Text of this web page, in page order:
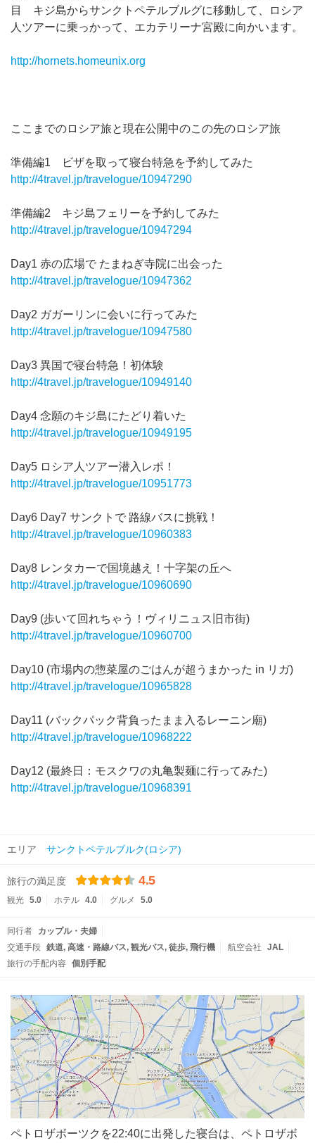
目 キジ島からサンクトペテルブルグに移動して、ロシア
人ツアーに乗っかって、エカテリーナ宮殿に向かいます。
http://hornets.homeunix.org
ここまでのロシア旅と現在公開中のこの先のロシア旅
準備編1 ビザを取って寝台特急を予約してみた
http://4travel.jp/travelogue/10947290
準備編2 キジ島フェリーを予約してみた
http://4travel.jp/travelogue/10947294
Day1 赤の広場で たまねぎ寺院に出会った
http://4travel.jp/travelogue/10947362
Day2 ガガーリンに会いに行ってみた
http://4travel.jp/travelogue/10947580
Day3 異国で寝台特急！初体験
http://4travel.jp/travelogue/10949140
Day4 念願のキジ島にたどり着いた
http://4travel.jp/travelogue/10949195
Day5 ロシア人ツアー潜入レポ！
http://4travel.jp/travelogue/10951773
Day6 Day7 サンクトで 路線バスに挑戦！
http://4travel.jp/travelogue/10960383
Day8 レンタカーで国境越え！十字架の丘へ
http://4travel.jp/travelogue/10960690
Day9 (歩いて回れちゃう！ヴィリニュス旧市街)
http://4travel.jp/travelogue/10960700
Day10 (市場内の惣菜屋のごはんが超うまかった in リガ)
http://4travel.jp/travelogue/10965828
Day11 (バックパック背負ったまま入るレーニン廟)
http://4travel.jp/travelogue/10968222
Day12 (最終日：モスクワの丸亀製麺に行ってみた)
http://4travel.jp/travelogue/10968391
エリア サンクトペテルブルク(ロシア)
旅行の満足度 4.5
観光 5.0 ホテル 4.0 グルメ 5.0
同行者
カップル・夫婦
交通手段 鉄道 高速・路線バス 観光バス 徒歩 飛行機 航空会社
JAL
旅行の手配内容
個別手配
ペトロザボーツクを22:40に出発した寝台は、ペトロザボ